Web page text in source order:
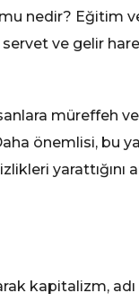
nedir? Eğitim
ve gelir
müreffeh
önemlisi, bu
yarattığını
kapitalizm,